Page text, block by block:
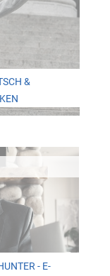
&
- E-